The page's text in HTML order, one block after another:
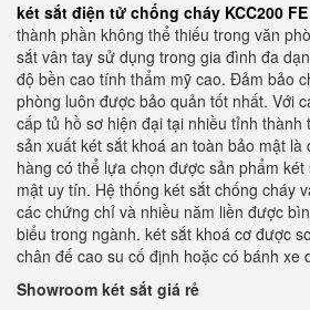
két sắt điện tử chống cháy KCC200
thành phần không thể thiếu trong văn
sắt vân tay sử dụng trong gia đình đa
độ bền cao tính thẩm mỹ cao. Đảm bảo
phòng luôn được bảo quản tốt nhất. Với
cấp tủ hồ sơ hiện đại tại nhiều tỉnh
sản xuất két sắt khoá an toàn bảo mật là
hàng có thể lựa chọn được sản phẩm
mật uy tín. Hệ thống két sắt chống cháy
các chứng chỉ và nhiều năm liền được
biểu trong ngành. két sắt khoá cơ được
chân đế cao su cố định hoặc có bánh xe
Showroom két sắt giá rẻ